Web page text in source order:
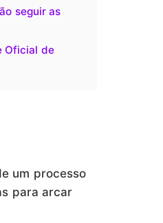
seguir as
Oficial de
um processo
para arcar